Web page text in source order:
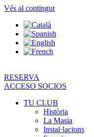
Vés al contingut
RESERVA
ACCESO SOCIOS
TU CLUB
Història
La Masia
Instal·lacions